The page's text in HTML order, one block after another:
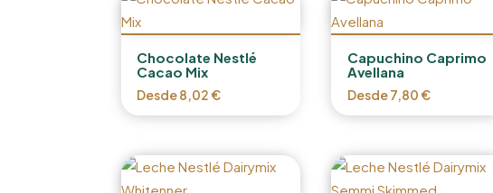
Chocolate Nestlé
Cacao Mix
Desde8,02€
Capuchino Caprimo
Avellana
Desde7,80€